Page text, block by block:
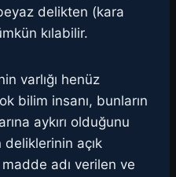
delikten (kara
kılabilir.
varlığı henüz
bilim insanı, bunların
aykırı olduğunu
açık
adı verilen ve